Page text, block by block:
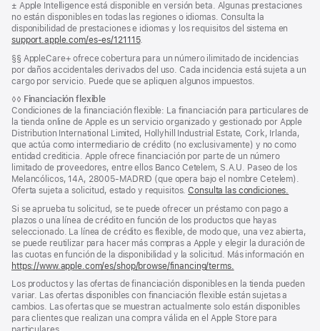
a
pie
de
página
al
pie
Nota
a
pie
de
± Apple Intelligence está disponible en versión beta. Algunas prestaciones
no están disponibles en todas las regiones o idiomas. Consulta la
disponibilidad de prestaciones e idiomas y los requisitos del sistema en
support.apple.com/es-es/121115(Se
en
una
ventana
.
Nota
a
pie
página
§§ AppleCare+ ofrece cobertura para un número ilimitado de incidencias
por daños accidentales derivados del uso. Cada incidencia está sujeta a un
cargo por servicio. Puede que se apliquen algunos impuestos.
Nota
a
pie
de
página
◊◊ Financiación flexible
Condiciones de la financiación flexible: La financiación para particulares de
la tienda online de Apple es un servicio organizado y gestionado por Apple
Distribution International Limited, Hollyhill Industrial Estate, Cork, Irlanda,
que actúa como intermediario de crédito (no exclusivamente) y no como
entidad crediticia. Apple ofrece financiación por parte de un número
limitado de proveedores, entre ellos Banco Cetelem, S.A.U. Paseo de los
Melancólicos, 14A, 28005-MADRID (que opera bajo el nombre Cetelem).
Oferta sujeta a solicitud, estado y requisitos.Consulta las condiciones.
Si se aprueba tu solicitud, se te puede ofrecer un préstamo con pago a
plazos o una línea de crédito en función de los productos que hayas
seleccionado. La línea de crédito es flexible, de modo que, una vez abierta,
se puede reutilizar para hacer más compras a Apple y elegir la duración de
las cuotas en función de la disponibilidad y la solicitud. Más información en
https://www.apple.com/es/shop/browse/financing/terms.
Los productos y las ofertas de financiación disponibles en la tienda pueden
variar. Las ofertas disponibles con financiación flexible están sujetas a
cambios. Las ofertas que se muestran actualmente solo están disponibles
para clientes que realizan una compra válida en el Apple Store para